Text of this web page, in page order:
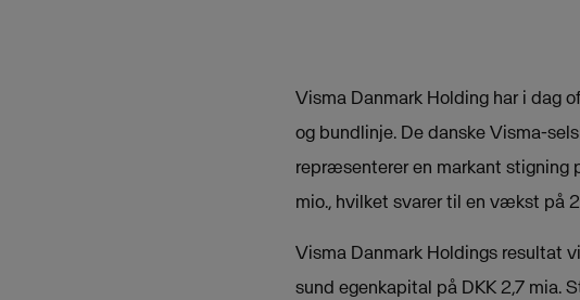
Visma Danmark Holding har i dag
og bundlinje. De danske Visma-
repræsenterer en markant stigning
mio., hvilket svarer til en vækst på
Visma Danmark Holdings resultat
sund egenkapital på DKK 2,7 mia.